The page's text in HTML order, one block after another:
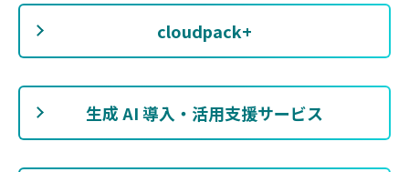
cloudpack+
生成 AI 導入・活用支援サービス